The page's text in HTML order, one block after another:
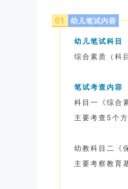
01 幼儿笔试内容
幼儿笔试科目
综合素质（科
笔试考查内容
科目一《综合
主要考查5个
幼教科目二《
主要考察教育